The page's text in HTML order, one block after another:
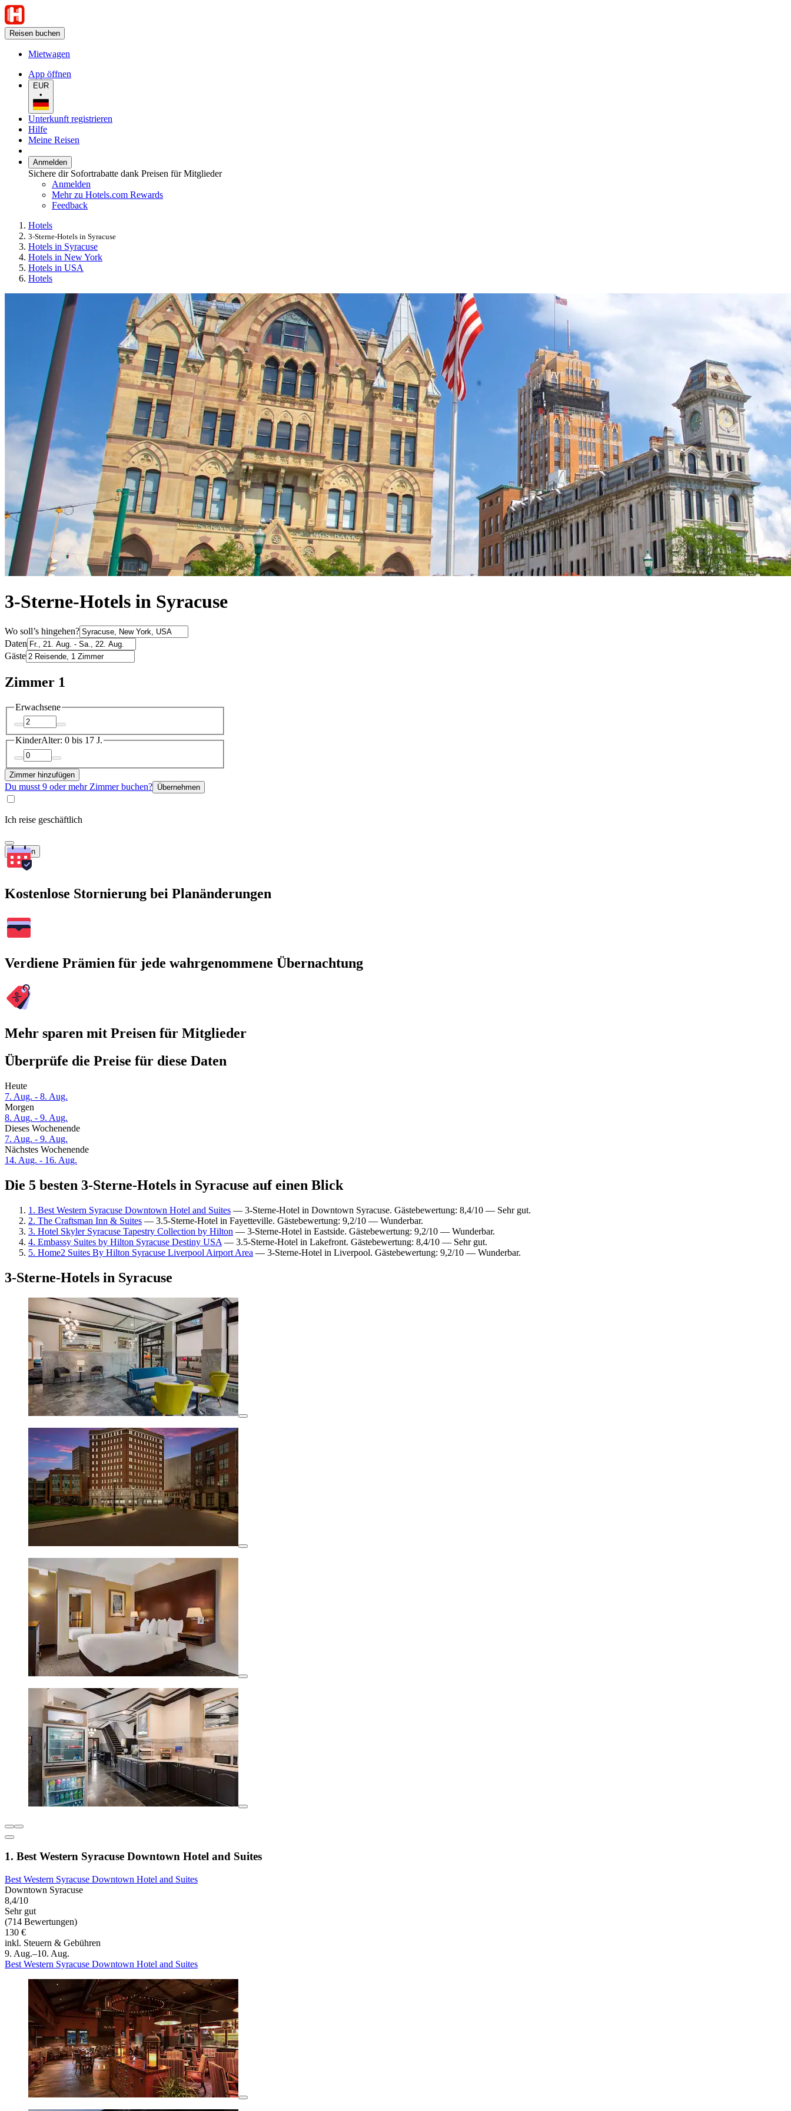
Reisen buchen
Mietwagen
App öffnen
EUR
•
Unterkunft registrieren
Hilfe
Meine Reisen
Anmelden
Sichere dir Sofortrabatte dank Preisen für Mitglieder
Anmelden
Mehr zu Hotels.com Rewards
Feedback
Hotels
3-Sterne-Hotels in Syracuse
Hotels in Syracuse
Hotels in New York
Hotels in USA
Hotels
3-Sterne-Hotels in Syracuse
Wo soll’s hingehen?
Daten
Gäste
Zimmer 1
Erwachsene
KinderAlter: 0 bis 17 J.
Zimmer hinzufügen
Du musst 9 oder mehr Zimmer buchen? Übernehmen
Ich reise geschäftlich
Suchen
Kostenlose Stornierung bei Planänderungen
Verdiene Prämien für jede wahrgenommene Übernachtung
Mehr sparen mit Preisen für Mitglieder
Überprüfe die Preise für diese Daten
Heute
7. Aug. - 8. Aug.
Morgen
8. Aug. - 9. Aug.
Dieses Wochenende
7. Aug. - 9. Aug.
Nächstes Wochenende
14. Aug. - 16. Aug.
Die 5 besten 3-Sterne-Hotels in Syracuse auf einen Blick
1. Best Western Syracuse Downtown Hotel and Suites — 3-Sterne-Hotel in Downtown Syracuse. Gästebewertung: 8,4/10 — Sehr gut.
2. The Craftsman Inn & Suites — 3.5-Sterne-Hotel in Fayetteville. Gästebewertung: 9,2/10 — Wunderbar.
3. Hotel Skyler Syracuse Tapestry Collection by Hilton — 3-Sterne-Hotel in Eastside. Gästebewertung: 9,2/10 — Wunderbar.
4. Embassy Suites by Hilton Syracuse Destiny USA — 3.5-Sterne-Hotel in Lakefront. Gästebewertung: 8,4/10 — Sehr gut.
5. Home2 Suites By Hilton Syracuse Liverpool Airport Area — 3-Sterne-Hotel in Liverpool. Gästebewertung: 9,2/10 — Wunderbar.
3-Sterne-Hotels in Syracuse
1. Best Western Syracuse Downtown Hotel and Suites
Best Western Syracuse Downtown Hotel and Suites
Downtown Syracuse
8,4/10
Sehr gut
(714 Bewertungen)
130 €
inkl. Steuern & Gebühren
9. Aug.–10. Aug.
Best Western Syracuse Downtown Hotel and Suites